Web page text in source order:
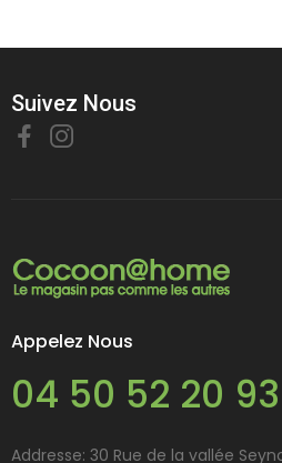
Suivez Nous
Appelez Nous
04 50 52 20 93
Addresse: 30 Rue de la vallée